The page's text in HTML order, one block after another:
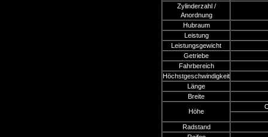
Zylinderzahl /
Anordnung
Hubraum
Leistung
Leistungsgewicht
Getriebe
Fahrbereich
Höchstgeschwindigkeit
Länge
Breite
Höhe
Radstand